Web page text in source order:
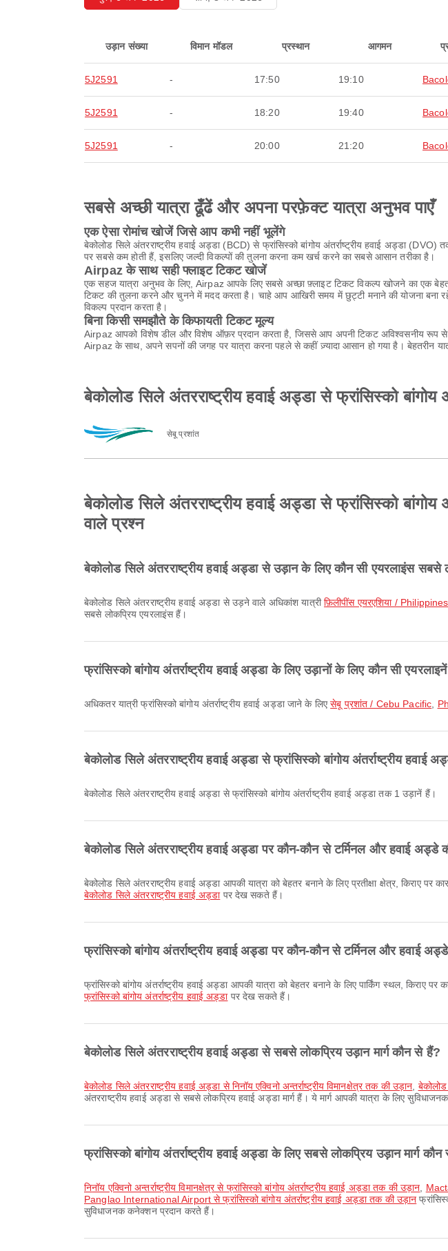
उड़ान संख्या विमान मॉडल प्रस्थान आगमन
5J2591 - 17:50 19:10
5J2591 - 18:20 19:40
5J2591 - 20:00 21:20
सबसे अच्छी यात्रा ढूँढें और अपना परफ़ेक्ट यात्रा अनुभव पाएँ
एक ऐसा रोमांच खोजें जिसे आप कभी नहीं भूलेंगे
बेकोलोड सिले अंतरराष्ट्रीय हवाई अड्डा (BCD) से फ्रांसिस्को बांगोय अंतर्राष्ट्रीय हवाई अड्डा
पर सबसे कम होती हैं, इसलिए जल्दी विकल्पों की तुलना करना कम खर्च करने का सबसे आसान तरीका है।
Airpaz के साथ सही फ्लाइट टिकट खोजें
एक सहज यात्रा अनुभव के लिए, Airpaz आपके लिए सबसे अच्छा फ़्लाइट टिकट विकल्प खोजने का एक
टिकट की तुलना करने और चुनने में मदद करता है। चाहे आप आखिरी समय में छुट्टी मनाने की योजना बना
विकल्प प्रदान करता है।
बिना किसी समझौते के किफायती टिकट मूल्य
Airpaz आपको विशेष डील और विशेष ऑफ़र प्रदान करता है, जिससे आप अपनी टिकट अविश्वसनीय रूप से
Airpaz के साथ, अपने सपनों की जगह पर यात्रा करना पहले से कहीं ज़्यादा आसान हो गया है।
बेकोलोड सिले अंतरराष्ट्रीय हवाई अड्डा से फ्रांसिस्को
सेबू प्रशांत
बेकोलोड सिले अंतरराष्ट्रीय हवाई अड्डा से फ्रांसिस्को
वाले प्रश्न
बेकोलोड सिले अंतरराष्ट्रीय हवाई अड्डा से उड़ान के लिए कौन सी एयरलाइंस सबसे
बेकोलोड सिले अंतरराष्ट्रीय हवाई अड्डा से उड़ने वाले अधिकांश यात्रीफ़िलीपींस एयरएशिया /
सबसे लोकप्रिय एयरलाइंस हैं।
फ्रांसिस्को बांगोय अंतर्राष्ट्रीय हवाई अड्डा के लिए उड़ानों के लिए कौन सी
अधिकतर यात्री फ्रांसिस्को बांगोय अंतर्राष्ट्रीय हवाई अड्डा जाने के लिएसेबू प्रशांत / Cebu Pacific
बेकोलोड सिले अंतरराष्ट्रीय हवाई अड्डा से फ्रांसिस्को बांगोय अंतर्राष्ट्रीय हवाई
बेकोलोड सिले अंतरराष्ट्रीय हवाई अड्डा से फ्रांसिस्को बांगोय अंतर्राष्ट्रीय हवाई अड्डा तक 1 उड़ानें हैं।
बेकोलोड सिले अंतरराष्ट्रीय हवाई अड्डा पर कौन-कौन से टर्मिनल और हवाई अड्डे
बेकोलोड सिले अंतरराष्ट्रीय हवाई अड्डा आपकी यात्रा को बेहतर बनाने के लिए प्रतीक्षा क्षेत्र, किराए
बेकोलोड सिले अंतरराष्ट्रीय हवाई अड्डापर देख सकते हैं।
फ्रांसिस्को बांगोय अंतर्राष्ट्रीय हवाई अड्डा पर कौन-कौन से टर्मिनल और हवाई
फ्रांसिस्को बांगोय अंतर्राष्ट्रीय हवाई अड्डा आपकी यात्रा को बेहतर बनाने के लिए पार्किंग स्थल,
फ्रांसिस्को बांगोय अंतर्राष्ट्रीय हवाई अड्डापर देख सकते हैं।
बेकोलोड सिले अंतरराष्ट्रीय हवाई अड्डा से सबसे लोकप्रिय उड़ान मार्ग कौन से हैं?
बेकोलोड सिले अंतरराष्ट्रीय हवाई अड्डा से निनॉय एक्विनो अन्तर्राष्ट्रीय विमानक्षेत्र तक की उड़ान
अंतरराष्ट्रीय हवाई अड्डा से सबसे लोकप्रिय हवाई अड्डा मार्ग हैं। ये मार्ग आपकी यात्रा के लिए
फ्रांसिस्को बांगोय अंतर्राष्ट्रीय हवाई अड्डा के लिए सबसे लोकप्रिय उड़ान मार्ग
निनॉय एक्विनो अन्तर्राष्ट्रीय विमानक्षेत्र से फ्रांसिस्को बांगोय अंतर्राष्ट्रीय हवाई अड्डा तक की उड़ान
Panglao International Airport से फ्रांसिस्को बांगोय अंतर्राष्ट्रीय हवाई अड्डा तक की उड़ान
सुविधाजनक कनेक्शन प्रदान करते हैं।